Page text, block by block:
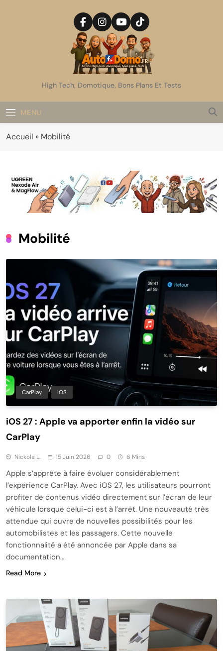
AutoDomo
High Tech, Domotique, Bons Plans Et Tests
MENU
Accueil » Mobilité
Mobilité
CarPlay IOS
iOS 27 : Apple va apporter enfin la vidéo sur
CarPlay
Nickola L. 15 Juin 2026 0 6 Mins
Apple s’apprête à faire évoluer considérablement
l’expérience CarPlay. Avec iOS 27, les utilisateurs pourront
profiter de contenus vidéo directement sur l’écran de leur
véhicule lorsque celui-ci est à l’arrêt. Une nouveauté très
attendue qui ouvre de nouvelles possibilités pour les
automobilistes et les passagers. Cette nouvelle
fonctionnalité a été annoncée par Apple dans sa
documentation…
Read More